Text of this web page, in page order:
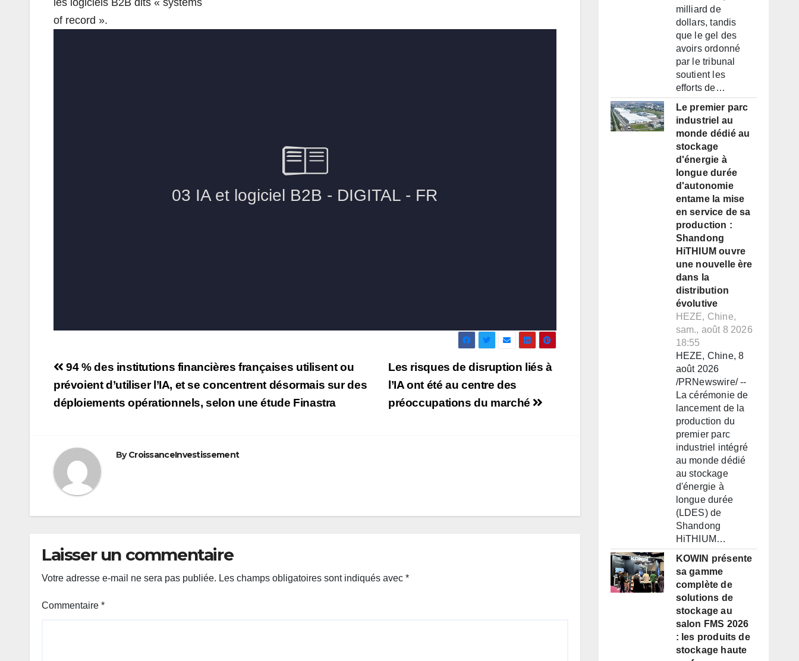
les logiciels B2B dits « systems
of record ».
Navigation
de
l’article
Les risques de disruption liés à
l’IA ont été au centre des
préoccupations du marché
94 % des institutions financières françaises utilisent ou
prévoient d’utiliser l’IA, et se concentrent désormais sur des
déploiements opérationnels, selon une étude Finastra
ByCroissanceInvestissement
Laisser un commentaire
Votre adresse e-mail ne sera pas publiée. Les champs obligatoires sont indiqués avec *
Commentaire *
milliard de
dollars, tandis
que le gel des
avoirs ordonné
par le tribunal
soutient les
efforts de…
Le premier parc
industriel au
monde dédié au
stockage
d'énergie à
longue durée
d'autonomie
entame la mise
en service de sa
production :
Shandong
HiTHIUM ouvre
une nouvelle ère
dans la
distribution
évolutive
HEZE, Chine,
sam., août 8 2026
18:55
HEZE, Chine, 8
août 2026
/PRNewswire/ --
La cérémonie de
lancement de la
production du
premier parc
industriel intégré
au monde dédié
au stockage
d'énergie à
longue durée
(LDES) de
Shandong
HiTHIUM…
KOWIN présente
sa gamme
complète de
solutions de
stockage au
salon FMS 2026
: les produits de
stockage haute